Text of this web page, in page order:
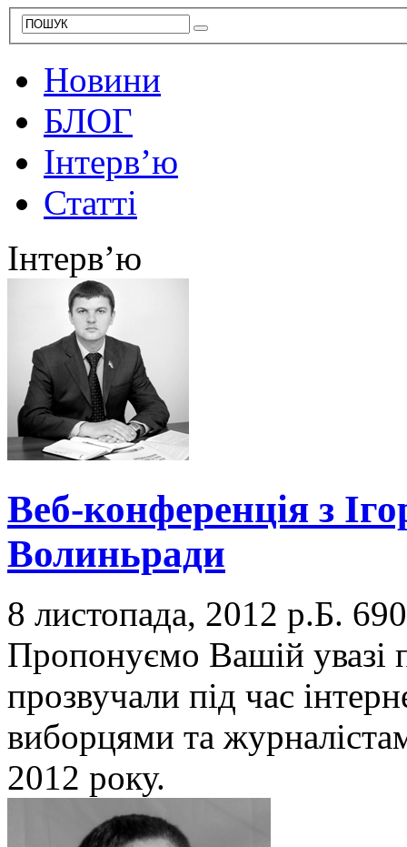
Новини
БЛОГ
Інтерв’ю
Статті
Інтерв’ю
Веб-конференція з
Волиньради
8 листопада, 2012 р.Б.
Пропонуємо Вашій увазі
прозвучали під час
виборцями та
2012 року.